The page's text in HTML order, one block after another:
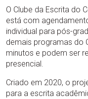
O Clube da Escrita do
está com
individual para pós-
demais programas do
minutos e podem ser
presencial.
Criado em 2020, o
para a escrita